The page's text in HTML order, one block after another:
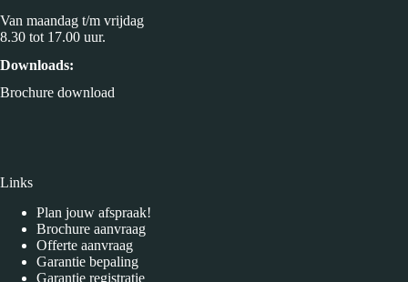
Van maandag t/m vrijdag
8.30 tot 17.00 uur.
Downloads:
Brochure download
Links
Plan jouw afspraak!
Brochure aanvraag
Offerte aanvraag
Garantie bepaling
Garantie registratie